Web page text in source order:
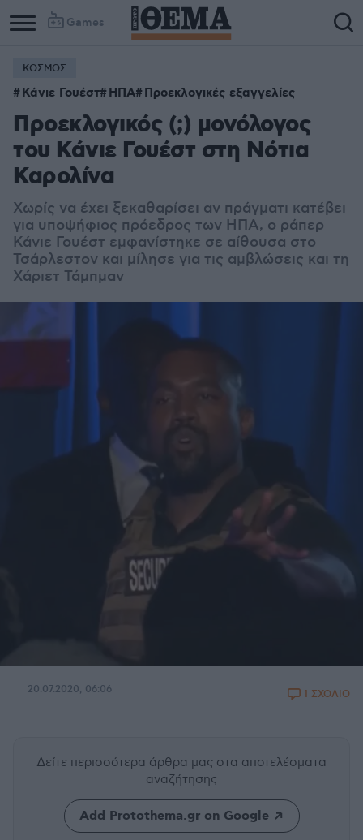
Games
ΚΟΣΜΟΣ
Κάνιε Γουέστ ΗΠΑ Προεκλογικές εξαγγελίες
Προεκλογικός (;) μονόλογος
του Κάνιε Γουέστ στη Νότια
Καρολίνα
Χωρίς να έχει ξεκαθαρίσει αν πράγματι κατέβει
για υποψήφιος πρόεδρος των ΗΠΑ, ο ράπερ
Κάνιε Γουέστ εμφανίστηκε σε αίθουσα στο
Τσάρλεστον και μίλησε για τις αμβλώσεις και τη
Χάριετ Τάμπμαν
20.07.2020, 06:06 1 ΣΧΟΛΙΟ
Δείτε περισσότερα άρθρα μας στα αποτελέσματα
αναζήτησης
Add Protothema.gr on Google